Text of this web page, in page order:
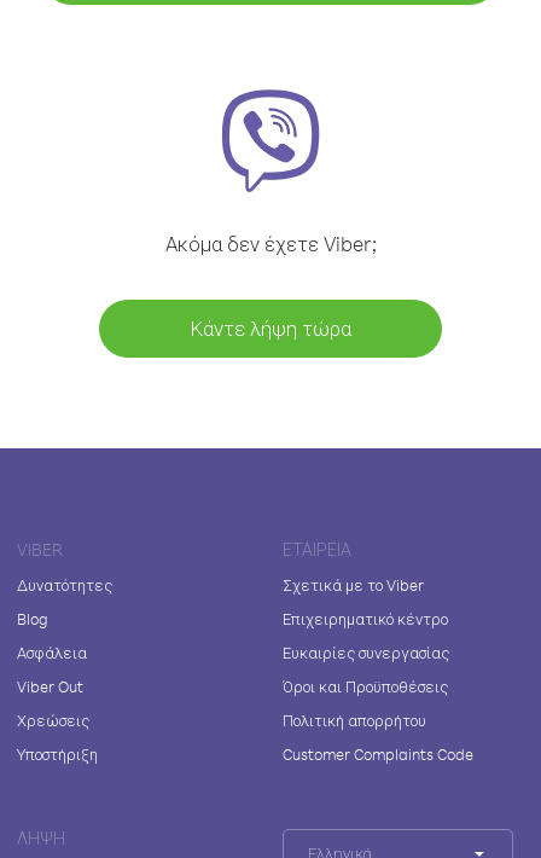
Ακόμα δεν έχετε Viber;
Κάντε λήψη τώρα
VIBER
Δυνατότητες
Blog
Ασφάλεια
Viber Out
Χρεώσεις
Υποστήριξη
ΕΤΑΙΡΕΊΑ
Σχετικά με το Viber
Επιχειρηματικό κέντρο
Ευκαιρίες συνεργασίας
Όροι και Προϋποθέσεις
Πολιτική απορρήτου
Customer Complaints Code
ΛΉΨΗ
Ελληνικά